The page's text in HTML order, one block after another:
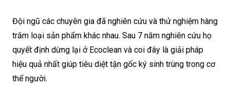
Đội ngũ các chuyên gia đã nghiên cứu và thử nghiệm hàng
trăm loại sản phẩm khác nhau. Sau 7 năm nghiên cứu họ
quyết định dừng lại ở Ecoclean và coi đây là giải pháp
hiệu quả nhất giúp tiêu diệt tận gốc ký sinh trùng trong cơ
thể người.